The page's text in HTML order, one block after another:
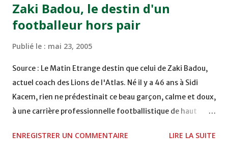
Zaki Badou, le destin d'un
footballeur hors pair
Publié le : mai 23, 2005
Source : Le Matin Etrange destin que celui de Zaki Badou,
actuel coach des Lions de l'Atlas. Né il y a 46 ans à Sidi
Kacem, rien ne prédestinait ce beau garçon, calme et doux,
à une carrière professionnelle footballistique de haut
également féru des armes, le jeune Zaki aura sa première
ENREGISTRER UN COMMENTAIRE LIRE LA SUITE